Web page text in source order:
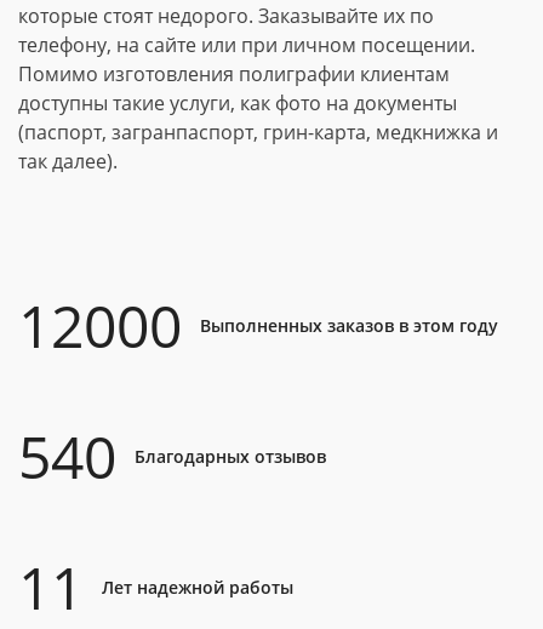
которые стоят недорого. Заказывайте их по
телефону, на сайте или при личном посещении.
Помимо изготовления полиграфии клиентам
доступны такие услуги, как фото на документы
(паспорт, загранпаспорт, грин-карта, медкнижка и
так далее).
12000 Выполненных заказов в этом году
540 Благодарных отзывов
11 Лет надежной работы